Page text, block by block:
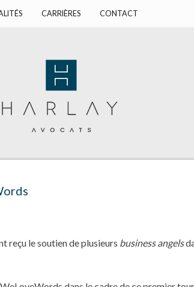
CARRIÈRES CONTACT
reçu le soutien de plusieurs business angels